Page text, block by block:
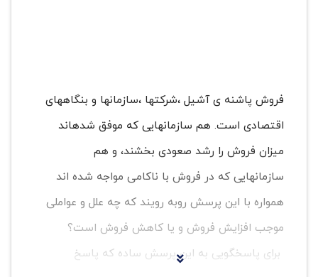
فروش پاشنه ی آشیل ،شرکتها ،سازمانها و بنگاههای
اقتصادی است. هم سازمانهایی که موفق شدهاند
میزان فروش را رشد صعودی بخشند، و هم
سازمانهایی که در فروش با ناکامی مواجه شده اند
همواره با این پرسش روبه رویند که چه علل و عواملی
موجب افزایش فروش و یا کاهش فروش است؟
برای پاسخگویی به این پرسش ساده که پاسخ